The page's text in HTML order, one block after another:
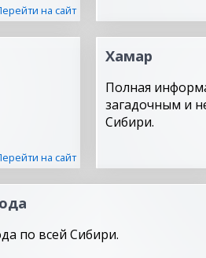
на сайт
на сайт
Хамар
Полная
загадочным и
Сибири.
по всей Сибири.